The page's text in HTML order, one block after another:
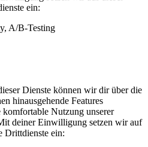
ein:
A/B-Testing
Dienste können wir dir über die
hinausgehende Features
Nutzung unserer
deiner Einwilligung setzen wir auf
Drittdienste ein: